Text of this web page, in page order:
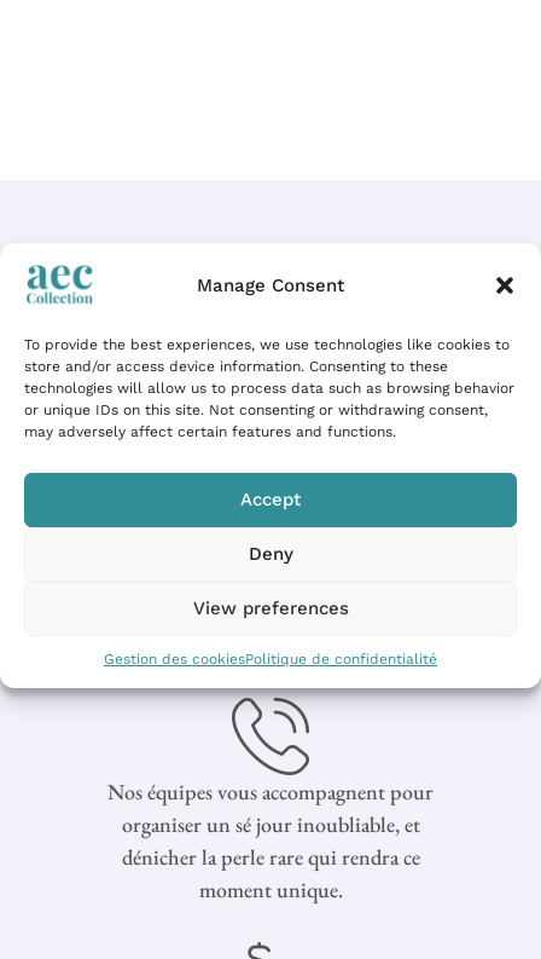
Manage Consent
To provide the best experiences, we use technologies like cookies to
store and/or access device information. Consenting to these
technologies will allow us to process data such as browsing behavior
or unique IDs on this site. Not consenting or withdrawing consent,
may adversely affect certain features and functions.
Accept
Deny
View preferences
Gestion des cookiesPolitique de confidentialité
Chaque propriété est soigneusement
sélectionnée pour garantir des lieux
d’exception
Paiements sécurisés et transparents
Nos équipes vous accompagnent pour
organiser un sé jour inoubliable, et
dénicher la perle rare qui rendra ce
moment unique.